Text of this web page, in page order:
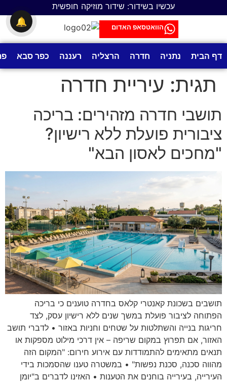
עכשיו בשידור: שידור מוזיקה חופשית
הוואטסאפ האדום
דף הבית נתניה חדרה הרצליה רעננה כפר סבא
תגית: עיריית חדרה
תושבי חדרה מזהירים: בריכה
ציבורית פועלת ללא רישיון?
"מחכים לאסון הבא"
תושבים בשכונת קאנטרי קלאס בחדרה טוענים כי בריכה
הפתוחה לציבור פועלת במשך שנים ללא רישיון עסק, לצד
חריגות בנייה והשתלטות על שטחים וחניות באזור • לדברי תושב
האזור, אם תפרוץ במקום שריפה – אין דרכי מילוט מספקות או
תנאים מתאימים להתמודדות עם אירוע חירום: "המקום הזה
מהווה סכנה, סכנת נפשות" • במשטרה טענו שהסמכות בידי
העירייה, בעירייה בוחנים את הטענות • האזינו לדברים ב"יומן
🔔